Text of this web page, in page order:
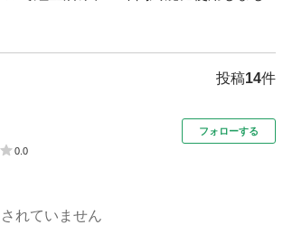
投稿14件
0.0
フォローする
れていません